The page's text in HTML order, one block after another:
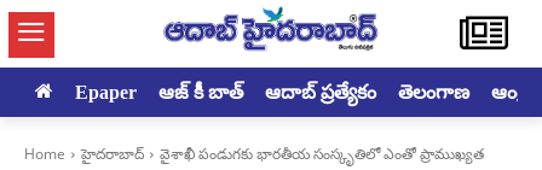
Epaper ఆజ్ కీ బాత్ ఆదాబ్ ప్రత్యేకం తెలంగాణ
Home హైదరాబాద్‌ వైశాఖీ పండుగకు భారతీయ సంస్కృతిలో ఎంతో ప్రాముఖ్యత